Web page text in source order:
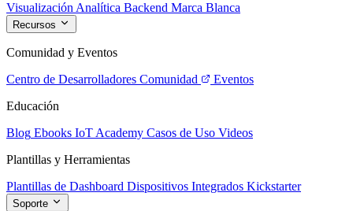
Visualización Analítica Backend Marca Blanca
Recursos
Comunidad y Eventos
Centro de Desarrolladores Comunidad
Eventos
Educación
Blog Ebooks IoT Academy Casos de Uso Videos
Plantillas y Herramientas
Plantillas de Dashboard Dispositivos Integrados Kickstarter
Soporte